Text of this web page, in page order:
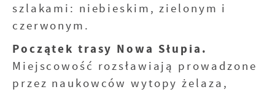
szlakami: niebieskim, zielonym i
czerwonym.
Początek trasy Nowa Słupia.
Miejscowość rozsławiają prowadzone
przez naukowców wytopy żelaza,